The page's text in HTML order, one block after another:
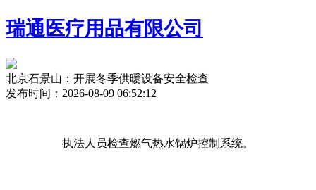
瑞通医疗用品有限公司
北京石景山：开展冬季供暖设备安全检查
发布时间：2026-08-09 06:52:12
执法人员检查燃气热水锅炉控制系统。